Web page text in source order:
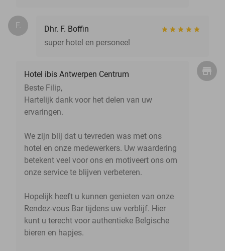
F.
Dhr. F. Boffin
super hotel en personeel
Hotel ibis Antwerpen Centrum
Beste Filip,
Hartelijk dank voor het delen van uw
ervaringen.
We zijn blij dat u tevreden was met ons
hotel en onze medewerkers. Uw waardering
betekent veel voor ons en motiveert ons om
onze service te blijven verbeteren.
Hopelijk heeft u kunnen genieten van onze
Rendez-vous Bar tijdens uw verblijf. Hier
kunt u terecht voor authentieke Belgische
bieren en hapjes.